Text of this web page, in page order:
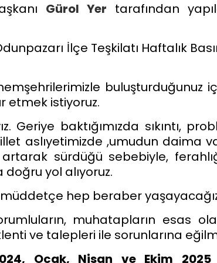
Gürol Yer tarafından
İlçe Teşkilatı Haftalık
buluşturduğunuz
etmek istiyoruz.
Geriye baktığımızda sıkıntı,
aslıyetimizde ,umudun daima
artarak sürdüğü sebebiyle,
yol alıyoruz.
müddetçe hep beraber
muhatapların esas
ve talepleri ile sorunlarına
Ocak, Nisan ve Ekim 2025